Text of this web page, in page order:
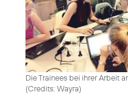
Die Trainees bei ihrer Arbeit
(Credits: Wayra)